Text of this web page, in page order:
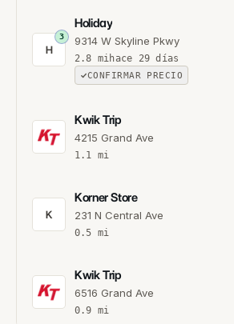
H
3
Holiday
9314 W Skyline Pkwy
2.8 mihace 29 días
CONFIRMAR PRECIO
Kwik Trip
4215 Grand Ave
1.1 mi
K
Korner Store
231 N Central Ave
0.5 mi
Kwik Trip
6516 Grand Ave
0.9 mi